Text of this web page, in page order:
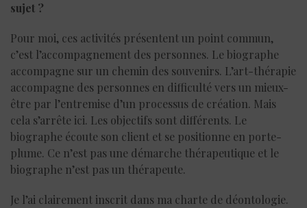
sujet ?
Pour moi, ces activités présentent un point commun,
c’est l’accompagnement des personnes. Le biographe
accompagne sur un chemin des souvenirs. L’art-thérapie
accompagne des personnes en difficulté vers un mieux-
être par l’entremise d’un processus de création. Mais
cela s’arrête ici. Les objectifs sont différents. Le
biographe écoute son client et se positionne en porte-
plume. Ce n’est pas une démarche thérapeutique et le
biographe n’est pas un thérapeute.
Je l’ai clairement inscrit dans ma charte de déontologie.